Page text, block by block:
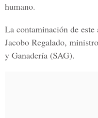
humano.
La contaminación de
Jacobo Regalado,
y Ganadería (SAG).